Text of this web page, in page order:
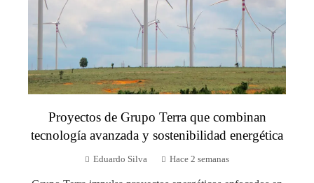
Proyectos de Grupo Terra que combinan
tecnología avanzada y sostenibilidad energética
Eduardo Silva Hace 2 semanas